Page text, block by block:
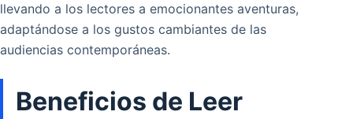
llevando a los lectores a emocionantes aventuras,
adaptándose a los gustos cambiantes de las
audiencias contemporáneas.
Beneficios de Leer